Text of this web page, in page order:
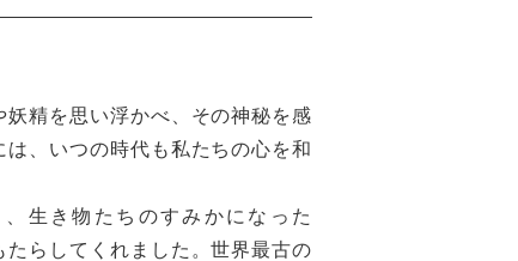
精を思い浮かべ、その神秘を感
、いつの時代も私たちの心を和
生き物たちのすみかになった
らしてくれました。世界最古の